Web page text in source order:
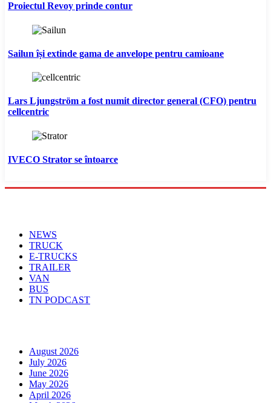
Proiectul Revoy prinde contur
Sailun își extinde gama de anvelope pentru camioane
Lars Ljungström a fost numit director general (CFO) pentru
cellcentric
IVECO Strator se întoarce
NEWS
TRUCK
E-TRUCKS
TRAILER
VAN
BUS
TN PODCAST
August 2026
July 2026
June 2026
May 2026
April 2026